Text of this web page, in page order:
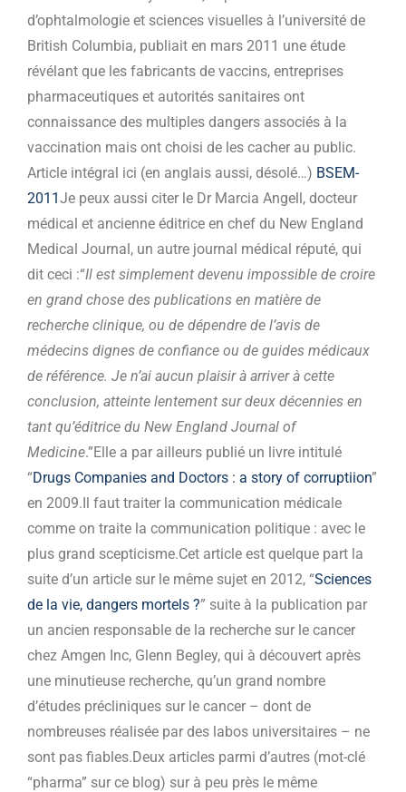
d’ophtalmologie et sciences visuelles à l’université de
British Columbia, publiait en mars 2011 une étude
révélant que les fabricants de vaccins, entreprises
pharmaceutiques et autorités sanitaires ont
connaissance des multiples dangers associés à la
vaccination mais ont choisi de les cacher au public.
Article intégral ici (en anglais aussi, désolé…) BSEM-
2011Je peux aussi citer le Dr Marcia Angell, docteur
médical et ancienne éditrice en chef du New England
Medical Journal, un autre journal médical réputé, qui
dit ceci :“Il est simplement devenu impossible de croire
en grand chose des publications en matière de
recherche clinique, ou de dépendre de l’avis de
médecins dignes de confiance ou de guides médicaux
de référence. Je n’ai aucun plaisir à arriver à cette
conclusion, atteinte lentement sur deux décennies en
tant qu’éditrice du New England Journal of
Medicine.”Elle a par ailleurs publié un livre intitulé
“Drugs Companies and Doctors : a story of corruptiion”
en 2009.Il faut traiter la communication médicale
comme on traite la communication politique : avec le
plus grand scepticisme.Cet article est quelque part la
suite d’un article sur le même sujet en 2012, “Sciences
de la vie, dangers mortels ?” suite à la publication par
un ancien responsable de la recherche sur le cancer
chez Amgen Inc, Glenn Begley, qui à découvert après
une minutieuse recherche, qu’un grand nombre
d’études précliniques sur le cancer – dont de
nombreuses réalisée par des labos universitaires – ne
sont pas fiables.Deux articles parmi d’autres (mot-clé
“pharma” sur ce blog) sur à peu près le même